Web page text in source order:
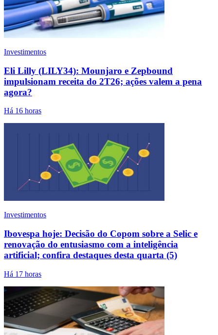
Investimentos
Eli Lilly (LILY34): Mounjaro e Zepbound
impulsionam receita do 2T26; ações valem a pena
agora?
Há 16 horas
Investimentos
Ibovespa hoje: Decisão do Copom sobre a Selic e
renovação do entusiasmo com a inteligência
artificial; confira destaques desta quarta (5)
Há 17 horas